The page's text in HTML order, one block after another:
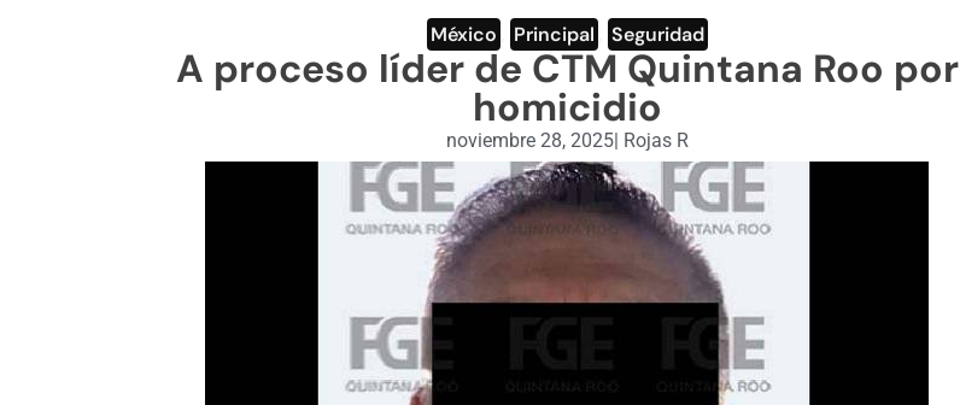
México Principal Seguridad
A proceso líder de CTM Quintana Roo por
homicidio
noviembre 28, 2025| Rojas R